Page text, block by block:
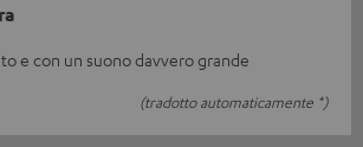
e con un suono davvero grande
(tradotto automaticamente *)